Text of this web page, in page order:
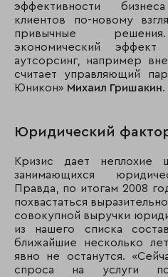
эффективности
клиентов по-новому
привычные
экономический эффект
аутсорсинг, например
считает управляющий
Юникон» Михаил Гришакин.
Юридический
Кризис дает неплохие
занимающихся
Правда, по итогам 2008
похвастаться
совокупной выручки
из нашего списка
ближайшие несколько
явно не останутся.
спроса на услуги по